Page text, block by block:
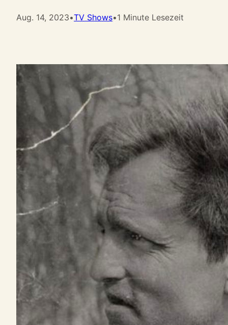
Aug. 14, 2023•TV Shows•1 Minute Lesezeit